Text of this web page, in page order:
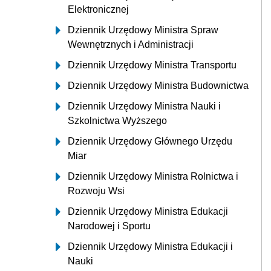
Elektronicznej
Dziennik Urzędowy Ministra Spraw
Wewnętrznych i Administracji
Dziennik Urzędowy Ministra Transportu
Dziennik Urzędowy Ministra Budownictwa
Dziennik Urzędowy Ministra Nauki i
Szkolnictwa Wyższego
Dziennik Urzędowy Głównego Urzędu
Miar
Dziennik Urzędowy Ministra Rolnictwa i
Rozwoju Wsi
Dziennik Urzędowy Ministra Edukacji
Narodowej i Sportu
Dziennik Urzędowy Ministra Edukacji i
Nauki